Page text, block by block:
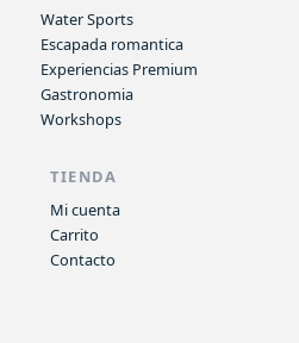
Water Sports
Escapada romantica
Experiencias Premium
Gastronomia
Workshops
TIENDA
Mi cuenta
Carrito
Contacto